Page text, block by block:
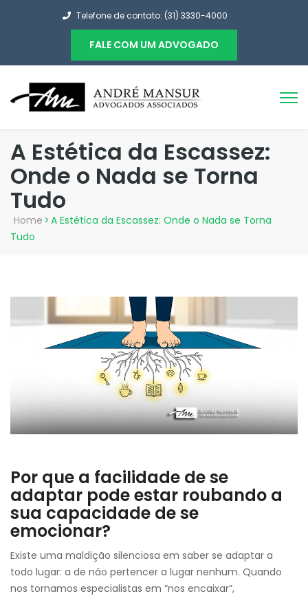
Telefone de contato: (31) 3330-4000
FALE COM UM ADVOGADO
A Estética da Escassez:
Onde o Nada se Torna
Tudo
Home > A Estética da Escassez: Onde o Nada se Torna
Tudo
Por que a facilidade de se
adaptar pode estar roubando a
sua capacidade de se
emocionar?
Existe uma maldição silenciosa em saber se adaptar a
todo lugar: a de não pertencer a lugar nenhum. Quando
nos tornamos especialistas em “nos encaixar”,